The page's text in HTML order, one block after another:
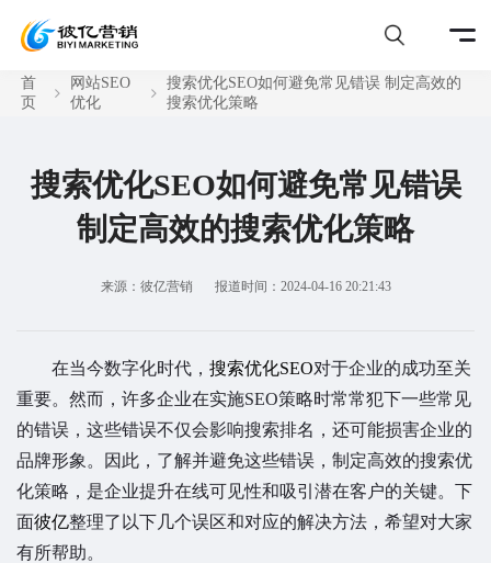
首
页
网站SEO
优化
搜索优化SEO如何避免常见错误 制定高效的
搜索优化策略
搜索优化SEO如何避免常见错误
制定高效的搜索优化策略
来源：彼亿营销 报道时间：2024-04-16 20:21:43
在当今数字化时代， 搜索优化SEO对于企业的成功至关
重要。然而，许多企业在实施SEO策略时常常犯下一些常见
的错误，这些错误不仅会影响搜索排名，还可能损害企业的
品牌形象。因此，了解并避免这些错误，制定高效的搜索优
化策略，是企业提升在线可见性和吸引潜在客户的关键。下
面彼亿整理了以下几个误区和对应的解决方法，希望对大家
有所帮助。